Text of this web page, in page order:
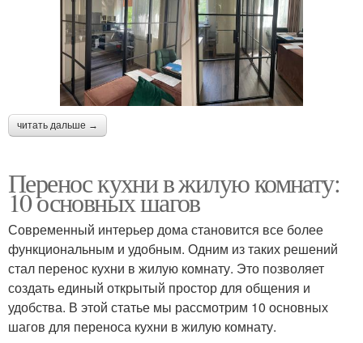
читать дальше →
Перенос кухни в жилую комнату:
10 основных шагов
Современный интерьер дома становится все более
функциональным и удобным. Одним из таких решений
стал перенос кухни в жилую комнату. Это позволяет
создать единый открытый простор для общения и
удобства. В этой статье мы рассмотрим 10 основных
шагов для переноса кухни в жилую комнату.